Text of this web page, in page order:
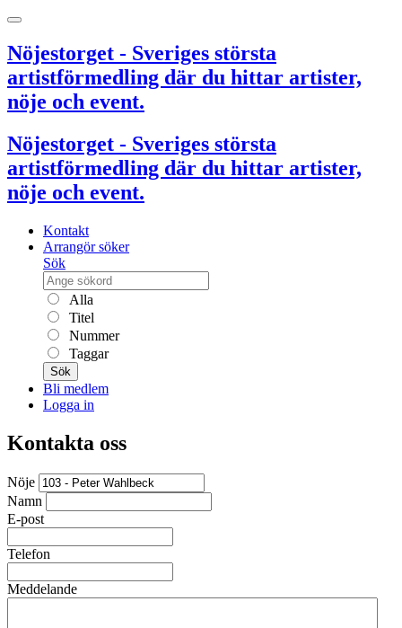
Nöjestorget - Sveriges största
artistförmedling där du hittar artister,
nöje och event.
Nöjestorget - Sveriges största
artistförmedling där du hittar artister,
nöje och event.
Kontakt
Arrangör söker
Sök
Alla
Titel
Nummer
Taggar
Sök
Bli medlem
Logga in
Kontakta oss
Nöje
Namn
E-post
Telefon
Meddelande